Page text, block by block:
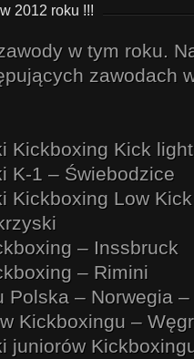
2012 roku !!!
w tym roku.
zawodach
Kickboxing Kick
K-1 – Świebodzice
Kickboxing Low
– Inssbruck
– Rimini
Polska – Norwegia –
Kickboxingu –
juniorów